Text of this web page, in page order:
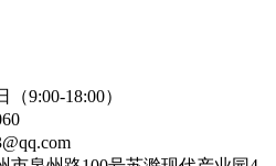
9:00-18:00）